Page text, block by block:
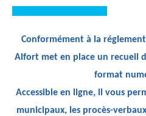
Conformément à la
Alfort met en place un recueil
format
Accessible en ligne, il vous
municipaux, les procès-